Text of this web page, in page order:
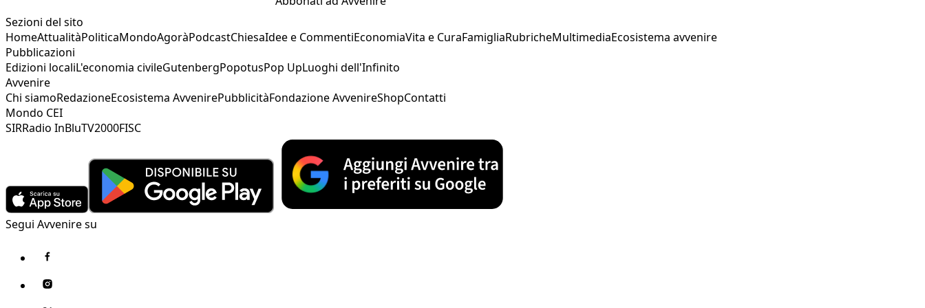
Sezioni del sito
HomeAttualitàPoliticaMondoAgoràPodcastChiesaIdee e CommentiEconomiaVita e CuraFamigliaRubricheMultimediaEcosistema avvenire
Pubblicazioni
Edizioni localiL'economia civileGutenbergPopotusPop UpLuoghi dell'Infinito
Avvenire
Chi siamoRedazioneEcosistema AvvenirePubblicitàFondazione AvvenireShopContatti
Mondo CEI
SIRRadio InBluTV2000FISC
Segui Avvenire su